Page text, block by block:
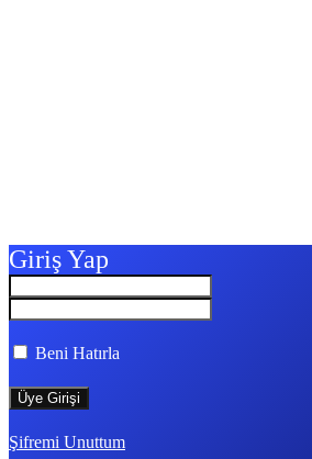
Giriş Yap
Beni Hatırla
Şifremi Unuttum